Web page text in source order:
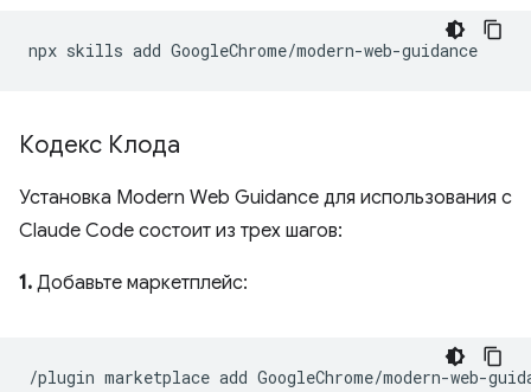
npx skills add
Кодекс Клода
Установка Modern Web Guidance для использования с
Claude Code состоит из трех шагов:
1. Добавьте маркетплейс: